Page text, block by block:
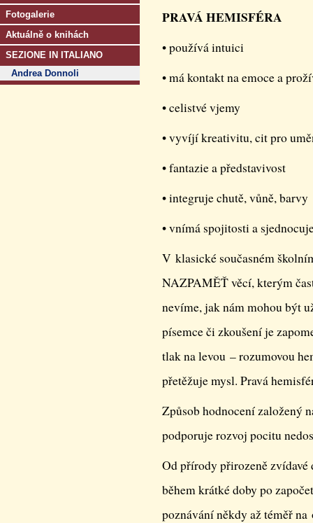
Fotogalerie
Aktuálně o knihách
SEZIONE IN ITALIANO
Andrea Donnoli
PRAVÁ HEMISFÉRA
• používá intuici
• má kontakt na emoce a
• celistvé vjemy
• vyvíjí kreativitu, cit pro
• fantazie a představivost
• integruje chutě, vůně, barvy
• vnímá spojitosti a
V klasické současném
NAZPAMĚŤ věcí, kterým
nevíme, jak nám mohou být
písemce či zkoušení je
tlak na levou – rozumovou
přetěžuje mysl. Pravá
Způsob hodnocení založený
podporuje rozvoj pocitu
Od přírody přirozeně
během krátké doby po
poznávání někdy až téměř na